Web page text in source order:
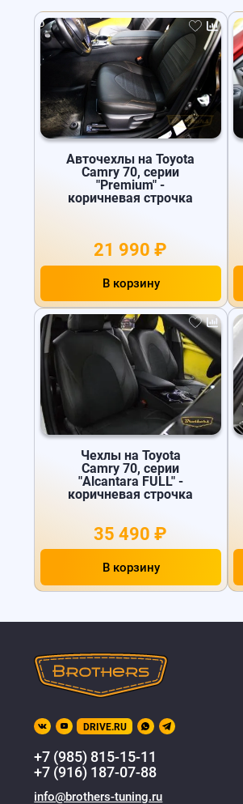
Авточехлы на Toyota
Camry 70, серии
"Premium" -
коричневая строчка
21 990 ₽
В корзину
Чехлы на Toyota
Camry 70, серии
"Alcantara FULL" -
коричневая строчка
35 490 ₽
В корзину
DRIVE.RU
+7 (985) 815-15-11
+7 (916) 187-07-88
info@brothers-tuning.ru